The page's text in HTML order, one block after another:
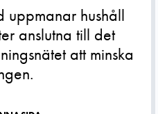
uppmanar hushåll
anslutna till det
att minska